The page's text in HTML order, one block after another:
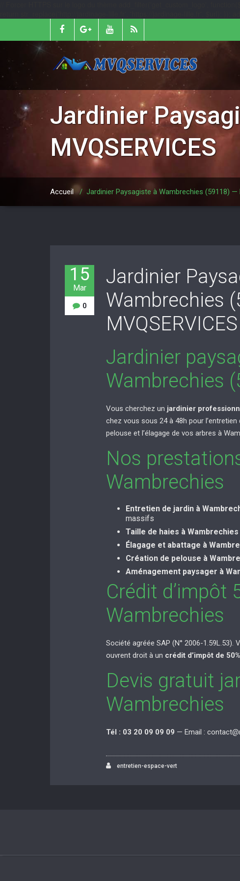
Jardinier
MVQSERVICES
Accueil/ Jardinier Paysagiste à Wambrechies (59118) —
15
Mar
0
Jardinier
Wambrechies
MVQSERVICES
Jardinier
Wambrechies
Vous cherchez un jardinier
chez vous sous 24 à 48h pour
pelouse et l’élagage de vos arbres à
Nos
Wambrechies
Entretien de jardin à
massifs
Taille de haies à Wambrechies
Élagage et abattage à
Création de pelouse à
Aménagement paysager à
Crédit d’impôt
Wambrechies
Société agréée SAP (N° 2006-1.59L.53).
ouvrent droit à un crédit d’impôt de 50%
Devis gratuit
Wambrechies
Tél : 03 20 09 09 09 — Email :
entretien-espace-vert